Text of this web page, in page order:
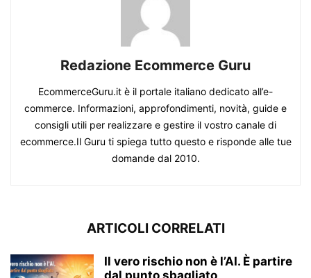
Redazione Ecommerce Guru
EcommerceGuru.it è il portale italiano dedicato all’e-
commerce. Informazioni, approfondimenti, novità, guide e
consigli utili per realizzare e gestire il vostro canale di
ecommerce.Il Guru ti spiega tutto questo e risponde alle tue
domande dal 2010.
ARTICOLI CORRELATI
Il vero rischio non è l’AI. È partire
dal punto sbagliato